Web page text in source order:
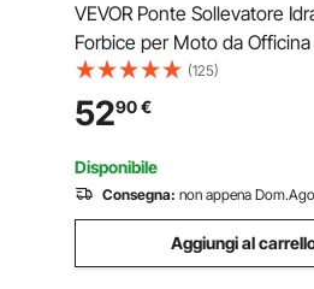
VEVOR Ponte Sollevatore
Forbice per Moto da
Max. 500kg Altezza
35cm, Ponte Sollevatore
Officina Operazione Idraulica
36,5 x 22,2 cm
(125)
5290€
Disponibile
Consegna: non appena
Aggiungi al